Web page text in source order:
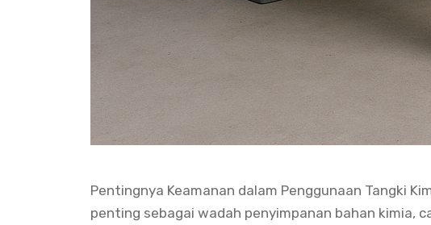
Pentingnya Keamanan dalam Penggunaan Tangki
penting sebagai wadah penyimpanan bahan kimia,